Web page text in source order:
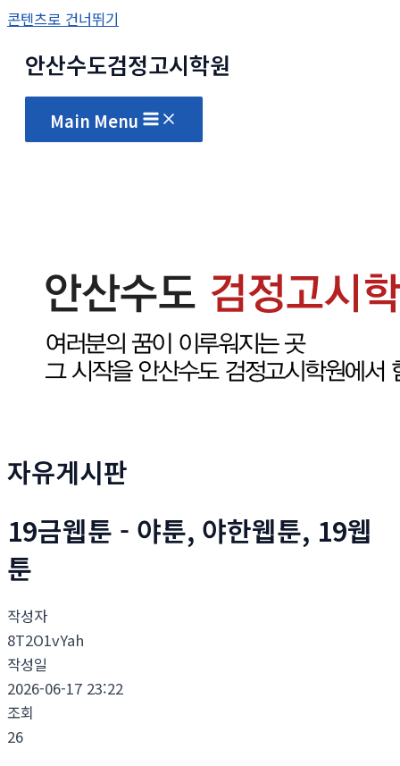
콘텐츠로 건너뛰기
안산수도검정고시학원
Main Menu
자유게시판
19금웹툰 - 야툰, 야한웹툰, 19웹
툰
작성자
8T2O1vYah
작성일
2026-06-17 23:22
조회
26